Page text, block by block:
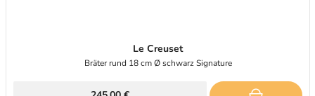
Le Creuset
Bräter rund 18 cm Ø schwarz Signature